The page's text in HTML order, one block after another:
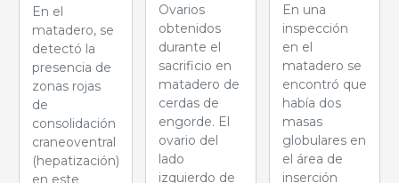
En el
matadero, se
detectó la
presencia de
zonas rojas
de
consolidación
craneoventral
(hepatización)
en este
Ovarios
obtenidos
durante el
sacrificio en
matadero de
cerdas de
engorde. El
ovario del
lado
izquierdo de
En una
inspección
en el
matadero se
encontró que
había dos
masas
globulares en
el área de
inserción